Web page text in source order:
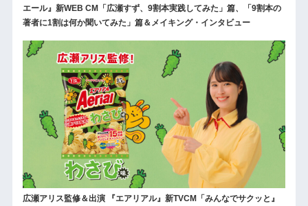
エール』新WEB CM「広瀬すず、9割本実践してみた」篇、「9割本の
著者に1割は何か聞いてみた」篇＆メイキング・インタビュー
広瀬アリス監修＆出演 『エアリアル』新TVCM「みんなでサクッと』